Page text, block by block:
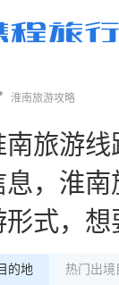
淮南旅游攻略
南旅游线
， 淮南
形式，想
的地 热门出境